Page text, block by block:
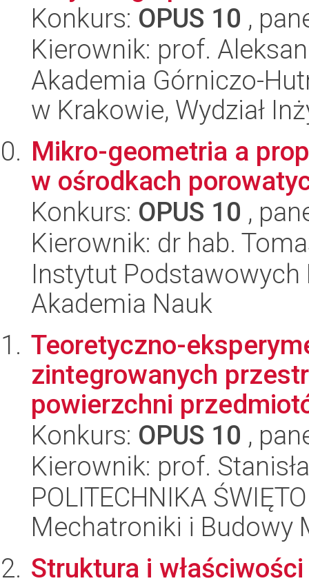
Konkurs: OPUS 10 ,
Kierownik: prof.
Akademia Górniczo-
w Krakowie, Wydział
Mikro-geometria a
w ośrodkach
Konkurs: OPUS 10 ,
Kierownik: dr hab.
Instytut
Akademia Nauk
Teoretyczno-
zintegrowanych
powierzchni
Konkurs: OPUS 10 ,
Kierownik: prof.
POLITECHNIKA
Mechatroniki i Budowy
Struktura i